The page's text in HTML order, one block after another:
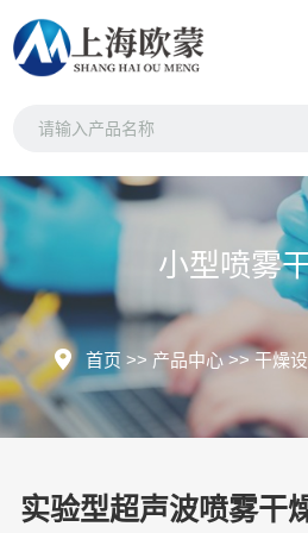
小型喷雾
首页 >> 产品中心>>干燥
实验型超声波喷雾干